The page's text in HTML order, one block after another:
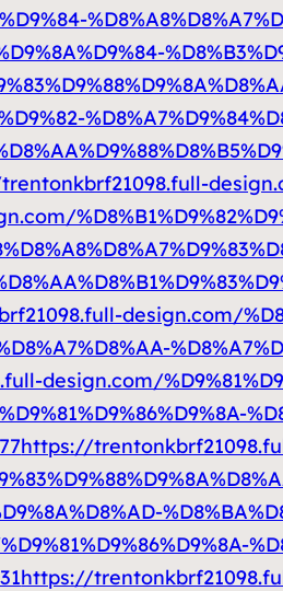
design.com/
design.com/
https://
https://